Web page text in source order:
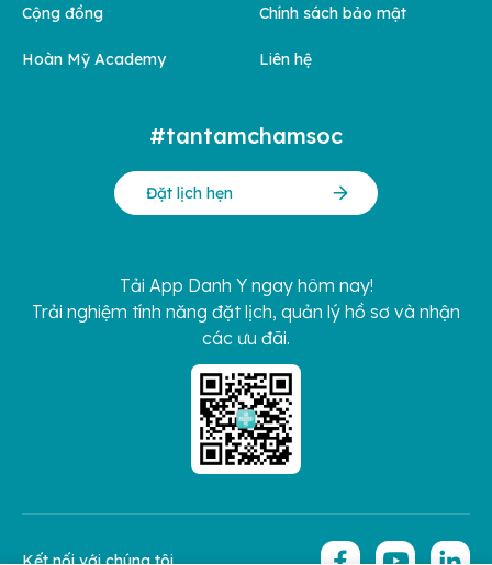
Cộng đồng
Hoàn Mỹ Academy
Chính sách bảo mật
Liên hệ
#tantamchamsoc
Đặt lịch hẹn
Tải App Danh Y ngay hôm nay!
Trải nghiệm tính năng đặt lịch, quản lý hồ sơ và nhận
các ưu đãi.
Kết nối với chúng tôi